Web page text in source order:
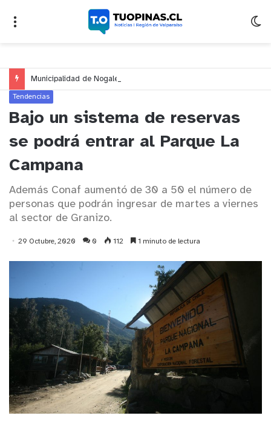
Tendencias
Bajo un sistema de reservas
se podrá entrar al Parque La
Campana
Además Conaf aumentó de 30 a 50 el número de
personas que podrán ingresar de martes a viernes
al sector de Granizo.
29 Octubre, 2020 0 112 1 minuto de lectura